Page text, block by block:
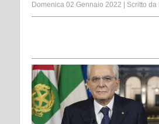
Domenica 02 Gennaio 2022 Scritto da